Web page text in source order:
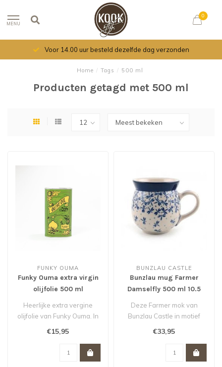
MENU
0
Voor 14.00 uur besteld dezelfde dag verzonden
Home / Tags / 500 ml
Producten getagd met 500 ml
FUNKY OUMA
Funky Ouma extra virgin
olijfolie 500 ml
Heerlijke extra vergine
olijfolie van Funky Ouma. In
aantrekkelijk ogend blik, d..
€15,95
BUNZLAU CASTLE
Bunzlau mug Farmer
Damselfly 500 ml 10.5
Deze Farmer mok van
Bunzlau Castle in motief
Damselfly is
€33,95